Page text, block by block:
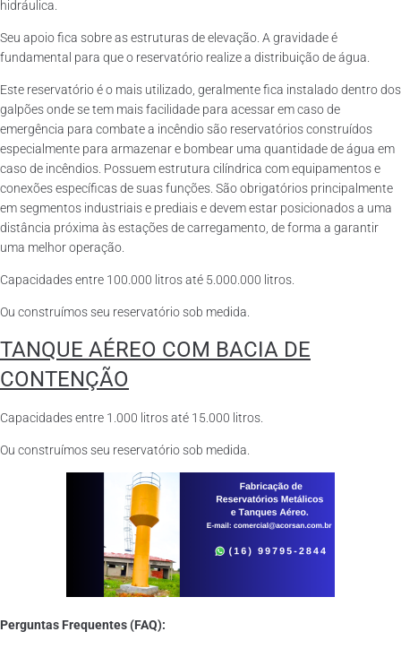
hidráulica.
Seu apoio fica sobre as estruturas de elevação. A gravidade é
fundamental para que o reservatório realize a distribuição de água.
Este reservatório é o mais utilizado, geralmente fica instalado dentro dos
galpões onde se tem mais facilidade para acessar em caso de
emergência para combate a incêndio são reservatórios construídos
especialmente para armazenar e bombear uma quantidade de água em
caso de incêndios. Possuem estrutura cilíndrica com equipamentos e
conexões específicas de suas funções. São obrigatórios principalmente
em segmentos industriais e prediais e devem estar posicionados a uma
distância próxima às estações de carregamento, de forma a garantir
uma melhor operação.
Capacidades entre 100.000 litros até 5.000.000 litros.
Ou construímos seu reservatório sob medida.
TANQUE AÉREO COM BACIA DE
CONTENÇÃO
Capacidades entre 1.000 litros até 15.000 litros.
Ou construímos seu reservatório sob medida.
Perguntas Frequentes (FAQ):